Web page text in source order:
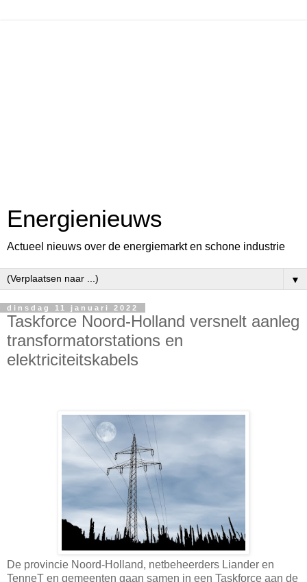
Energienieuws
Actueel nieuws over de energiemarkt en schone industrie
▼
dinsdag 11 januari 2022
Taskforce Noord-Holland versnelt aanleg
transformatorstations en
elektriciteitskabels
De provincie Noord-Holland, netbeheerders Liander en
TenneT en gemeenten gaan samen in een Taskforce aan de